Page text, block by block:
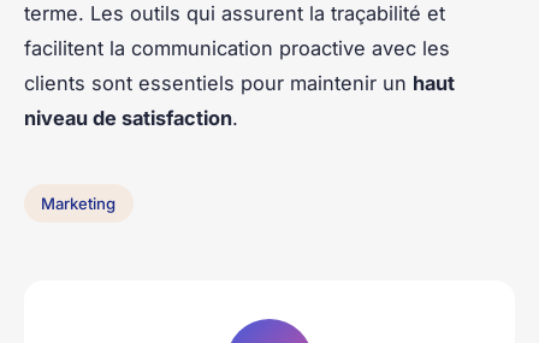
terme. Les outils qui assurent la traçabilité et
facilitent la communication proactive avec les
clients sont essentiels pour maintenir un haut
niveau de satisfaction.
Marketing